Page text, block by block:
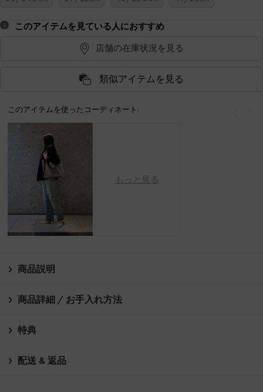
このアイテムを見ている人におすすめ
店舗の在庫状況を見る
類似アイテムを見る
このアイテムを使ったコーディネート:
もっと見る
商品説明
商品詳細 / お手入れ方法
特典
配送 & 返品